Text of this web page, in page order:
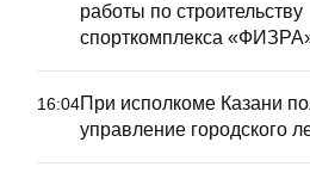
работы по строительству
спорткомплекса
16:04При исполкоме Казани
управление городского